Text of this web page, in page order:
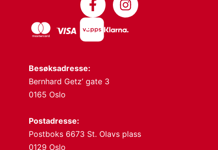
Besøksadresse:
Bernhard Getz’ gate 3
0165 Oslo
Postadresse:
Postboks 6673 St. Olavs plass
0129 Oslo